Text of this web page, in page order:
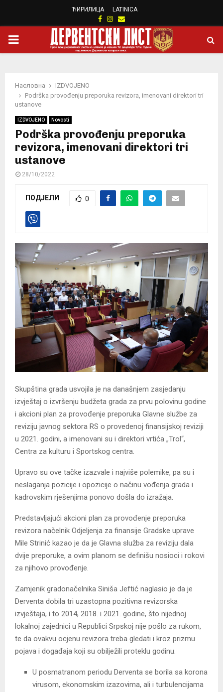
ЋИРИЛИЦА LATINICA
Facebook
Instagram
Email
PRIMARY
Насловна
IZDVOJENO
Podrška provođenju preporuka revizora, imenovani direktori tri
ustanove
IZDVOJENO Novosti
Podrška provođenju preporuka
revizora, imenovani direktori tri
ustanove
28/10/2022
ПОДЈЕЛИ 0
Skupština grada usvojila je na današnjem zasjedanju
izvještaj o izvršenju budžeta grada za prvu polovinu godine
i akcioni plan za provođenje preporuka Glavne službe za
reviziju javnog sektora RS o provedenoj finansijskoj reviziji
u 2021. godini, a imenovani su i direktori vrtića „Trol“,
Centra za kulturu i Sportskog centra.
Upravo su ove tačke izazvale i najviše polemike, pa su i
neslaganja pozicije i opozicije o načinu vođenja grada i
kadrovskim rješenjima ponovo došla do izražaja.
Predstavljajući akcioni plan za provođenje preporuka
revizora načelnik Odjeljenja za finansije Gradske uprave
Mile Strinić kazao je da je Glavna služba za reviziju dala
dvije preporuke, a ovim planom se definišu nosioci i rokovi
za njihovo provođenje.
Zamjenik gradonačelnika Siniša Jeftić naglasio je da je
Derventa dobila tri uzastopna pozitivna revizorska
izvještaja, i to 2014, 2018. i 2021. godine, što nijednoj
lokalnoj zajednici u Republici Srpskoj nije pošlo za rukom,
te da ovakvu ocjenu revizora treba gledati i kroz prizmu
pojava i događaja koji su obilježili proteklu godinu.
U posmatranom periodu Derventa se borila sa korona
virusom, ekonomskim izazovima, ali i turbulencijama